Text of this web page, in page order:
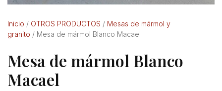
Inicio / OTROS PRODUCTOS / Mesas de mármol y
granito / Mesa de mármol Blanco Macael
Mesa de mármol Blanco
Macael